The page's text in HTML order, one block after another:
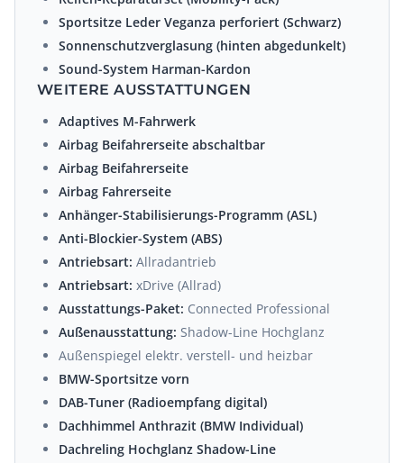
Sportsitze Leder Veganza perforiert (Schwarz)
Sonnenschutzverglasung (hinten abgedunkelt)
Sound-System Harman-Kardon
WEITERE AUSSTATTUNGEN
Adaptives M-Fahrwerk
Airbag Beifahrerseite abschaltbar
Airbag Beifahrerseite
Airbag Fahrerseite
Anhänger-Stabilisierungs-Programm (ASL)
Anti-Blockier-System (ABS)
Antriebsart: Allradantrieb
Antriebsart: xDrive (Allrad)
Ausstattungs-Paket: Connected Professional
Außenausstattung: Shadow-Line Hochglanz
Außenspiegel elektr. verstell- und heizbar
BMW-Sportsitze vorn
DAB-Tuner (Radioempfang digital)
Dachhimmel Anthrazit (BMW Individual)
Dachreling Hochglanz Shadow-Line